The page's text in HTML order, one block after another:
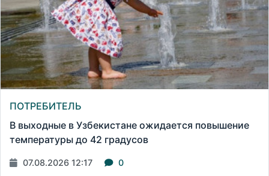
ПОТРЕБИТЕЛЬ
В выходные в Узбекистане ожидается повышение
температуры до 42 градусов
07.08.2026 12:17 0